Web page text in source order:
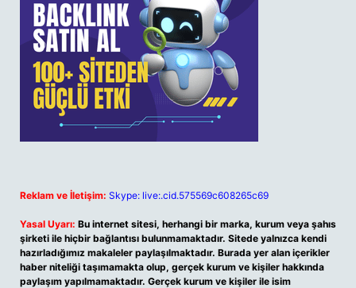
Reklam ve İletişim: Skype: live:.cid.575569c608265c69
Yasal Uyarı: Bu internet sitesi, herhangi bir marka, kurum veya şahıs
şirketi ile hiçbir bağlantısı bulunmamaktadır. Sitede yalnızca kendi
hazırladığımız makaleler paylaşılmaktadır. Burada yer alan içerikler
haber niteliği taşımamakta olup, gerçek kurum ve kişiler hakkında
paylaşım yapılmamaktadır. Gerçek kurum ve kişiler ile isim